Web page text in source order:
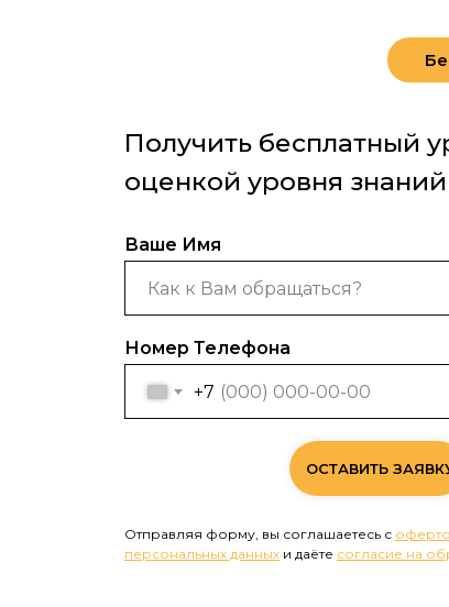
Отправляя форму, вы соглашаетесь с
персональных данных и даёте согласие на
Получить бесплатный
оценкой уровня знаний
Ваше Имя
Номер Телефона
+7
ОСТАВИТЬ